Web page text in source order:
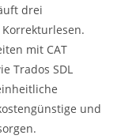
drei
mit CAT
Trados SDL
und